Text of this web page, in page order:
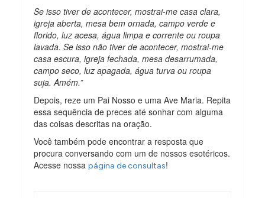
Se isso tiver de acontecer, mostrai-me casa clara,
igreja aberta, mesa bem ornada, campo verde e
florido, luz acesa, água limpa e corrente ou roupa
lavada. Se isso não tiver de acontecer, mostrai-me
casa escura, igreja fechada, mesa desarrumada,
campo seco, luz apagada, água turva ou roupa
suja. Amém.”
Depois, reze um Pai Nosso e uma Ave Maria. Repita
essa sequência de preces até sonhar com alguma
das coisas descritas na oração.
Você também pode encontrar a resposta que
procura conversando com um de nossos esotéricos.
Acesse nossapágina de consultas!